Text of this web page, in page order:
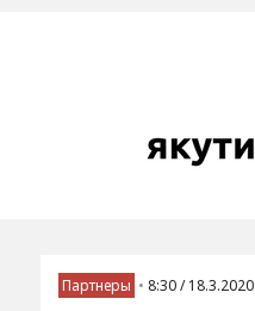
Партнеры • 8:30 / 18.3.2020